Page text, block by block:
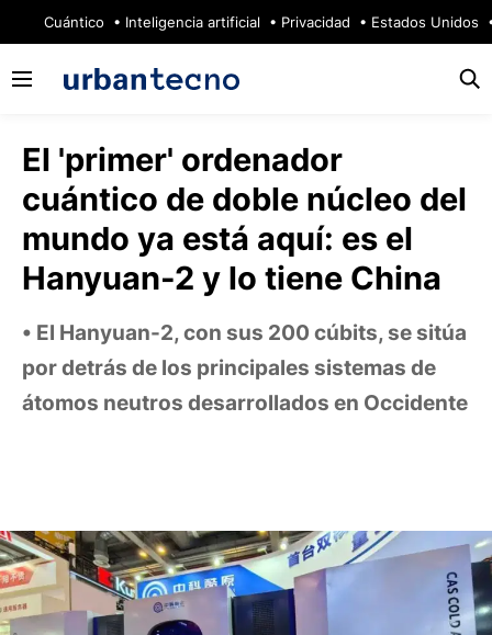
Cuántico Inteligencia artificial Privacidad Estados Unidos
El 'primer' ordenador
cuántico de doble núcleo del
mundo ya está aquí: es el
Hanyuan-2 y lo tiene China
El Hanyuan-2, con sus 200 cúbits, se sitúa
por detrás de los principales sistemas de
átomos neutros desarrollados en Occidente